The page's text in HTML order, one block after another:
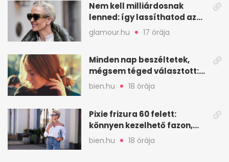
Nem kell milliárdosnak
lenned: így lassíthatod az
öregedést a biológus szerint
glamour.hu 17 órája
Minden nap beszéltetek,
mégsem téged választott:
intimitás elköteleződés
bien.hu 18 órája
Pixie frizura 60 felett:
könnyen kezelhető fazon,
ami karaktert ad
bien.hu 18 órája